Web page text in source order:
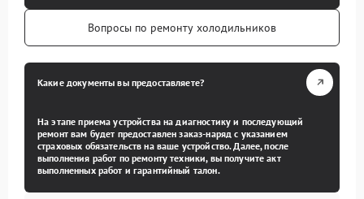
Вопросы по ремонту холодильников
Какие документы вы предоставляете?
На этапе приема устройства на диагностику и последующий
ремонт вам будет предоставлен заказ-наряд с указанием
страховых обязательств на ваше устройство. Далее, после
выполнения работ по ремонту техники, вы получите акт
выполненных работ и гарантийный талон.